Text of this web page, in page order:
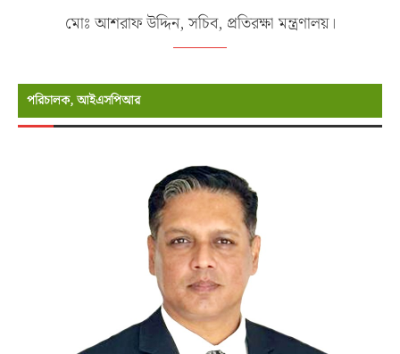
মোঃ আশরাফ উদ্দিন, সচিব, প্রতিরক্ষা মন্ত্রণালয়।
পরিচালক, আইএসপিআর